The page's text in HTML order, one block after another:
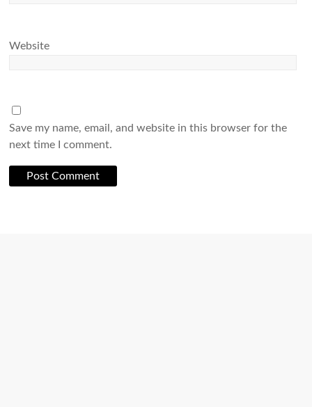
Website
Save my name, email, and website in this browser for the
next time I comment.